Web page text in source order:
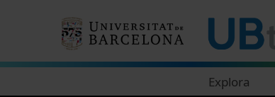
Explora